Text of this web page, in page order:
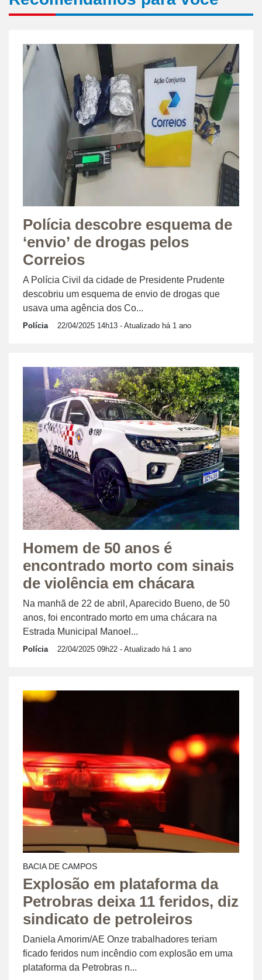
Polícia descobre esquema de
‘envio’ de drogas pelos
Correios
A Polícia Civil da cidade de Presidente Prudente
descobriu um esquema de envio de drogas que
usava uma agência dos Co...
Polícia 22/04/2025 14h13 - Atualizado há 1 ano
Homem de 50 anos é
encontrado morto com sinais
de violência em chácara
Na manhã de 22 de abril, Aparecido Bueno, de 50
anos, foi encontrado morto em uma chácara na
Estrada Municipal Manoel...
Polícia 22/04/2025 09h22 - Atualizado há 1 ano
BACIA DE CAMPOS
Explosão em plataforma da
Petrobras deixa 11 feridos, diz
sindicato de petroleiros
Daniela Amorim/AE Onze trabalhadores teriam
ficado feridos num incêndio com explosão em uma
plataforma da Petrobras n...